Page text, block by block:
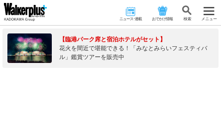
ニュース･連載 おでかけ情報 検 索 メニュー
【臨港パーク席と宿泊ホテルがセット】
花火を間近で堪能できる！「みなとみらいフェスティバ
ル」鑑賞ツアーを販売中